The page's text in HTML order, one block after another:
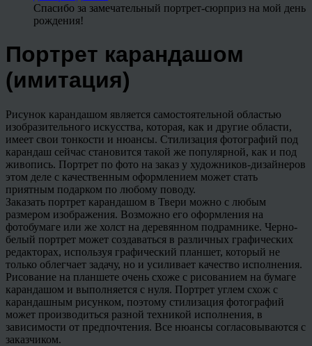
Спасибо за замечательный портрет-сюрприз на мой день
рождения!
Портрет карандашом
(имитация)
Рисунок карандашом является самостоятельной областью
изобразительного искусства, которая, как и другие области,
имеет свои тонкости и нюансы. Стилизация фотографий под
карандаш сейчас становится такой же популярной, как и под
живопись. Портрет по фото на заказ у художников-дизайнеров
этом деле с качественным оформлением может стать
приятным подарком по любому поводу.
Заказать портрет карандашом в Твери можно с любым
размером изображения. Возможно его оформления на
фотобумаге или же холст на деревянном подрамнике. Черно-
белый портрет может создаваться в различных графических
редакторах, используя графический планшет, который не
только облегчает задачу, но и усиливает качество исполнения.
Рисование на планшете очень схоже с рисованием на бумаге
карандашом и выполняется с нуля. Портрет углем схож с
карандашным рисунком, поэтому стилизация фотографий
может производиться разной техникой исполнения, в
зависимости от предпочтения. Все нюансы согласовываются с
заказчиком.